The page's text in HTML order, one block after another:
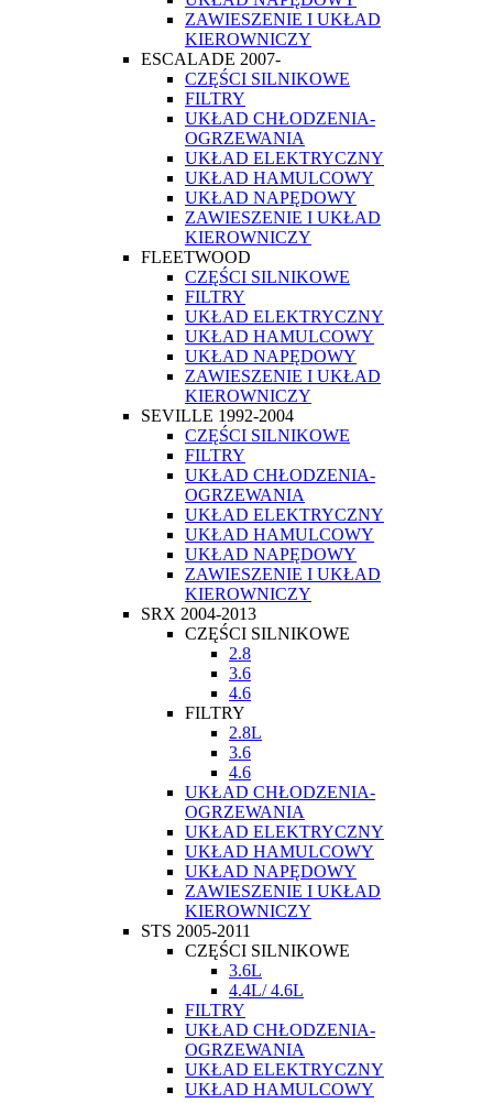
ZAWIESZENIE I UKŁAD
KIEROWNICZY
ESCALADE 2007-
CZĘŚCI SILNIKOWE
FILTRY
UKŁAD CHŁODZENIA-
OGRZEWANIA
UKŁAD ELEKTRYCZNY
UKŁAD HAMULCOWY
UKŁAD NAPĘDOWY
ZAWIESZENIE I UKŁAD
KIEROWNICZY
FLEETWOOD
CZĘŚCI SILNIKOWE
FILTRY
UKŁAD ELEKTRYCZNY
UKŁAD HAMULCOWY
UKŁAD NAPĘDOWY
ZAWIESZENIE I UKŁAD
KIEROWNICZY
SEVILLE 1992-2004
CZĘŚCI SILNIKOWE
FILTRY
UKŁAD CHŁODZENIA-
OGRZEWANIA
UKŁAD ELEKTRYCZNY
UKŁAD HAMULCOWY
UKŁAD NAPĘDOWY
ZAWIESZENIE I UKŁAD
KIEROWNICZY
SRX 2004-2013
CZĘŚCI SILNIKOWE
2.8
3.6
4.6
FILTRY
2.8L
3.6
4.6
UKŁAD CHŁODZENIA-
OGRZEWANIA
UKŁAD ELEKTRYCZNY
UKŁAD HAMULCOWY
UKŁAD NAPĘDOWY
ZAWIESZENIE I UKŁAD
KIEROWNICZY
STS 2005-2011
CZĘŚCI SILNIKOWE
3.6L
4.4L/ 4.6L
FILTRY
UKŁAD CHŁODZENIA-
OGRZEWANIA
UKŁAD ELEKTRYCZNY
UKŁAD HAMULCOWY